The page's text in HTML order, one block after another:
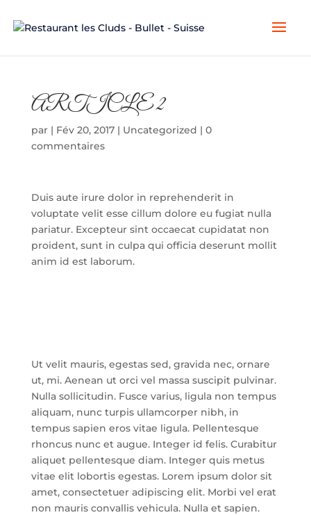
ARTICLE 2
par | Fév 20, 2017| Uncategorized | 0
commentaires
Duis aute irure dolor in reprehenderit in
voluptate velit esse cillum dolore eu fugiat nulla
pariatur. Excepteur sint occaecat cupidatat non
proident, sunt in culpa qui officia deserunt mollit
anim id est laborum.
Ut velit mauris, egestas sed, gravida nec, ornare
ut, mi. Aenean ut orci vel massa suscipit pulvinar.
Nulla sollicitudin. Fusce varius, ligula non tempus
aliquam, nunc turpis ullamcorper nibh, in
tempus sapien eros vitae ligula. Pellentesque
rhoncus nunc et augue. Integer id felis. Curabitur
aliquet pellentesque diam. Integer quis metus
vitae elit lobortis egestas. Lorem ipsum dolor sit
amet, consectetuer adipiscing elit. Morbi vel erat
non mauris convallis vehicula. Nulla et sapien.